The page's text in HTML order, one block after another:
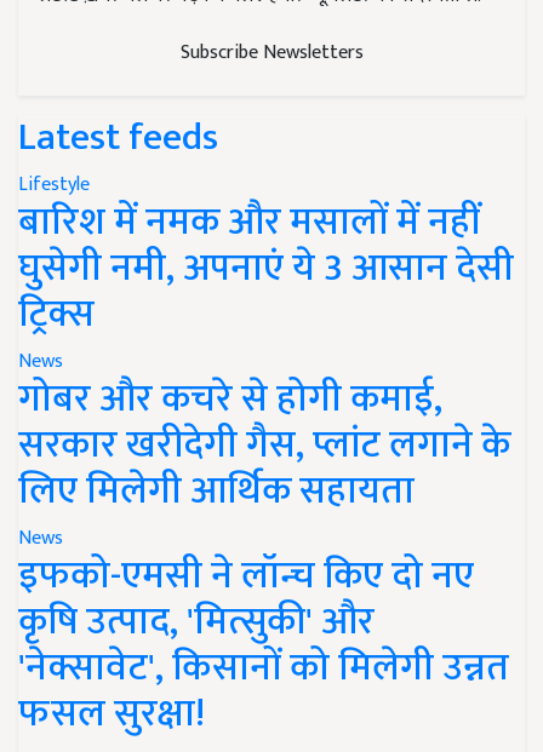
Subscribe Newsletters
Latest feeds
Lifestyle
बारिश में नमक और मसालों में नहीं
घुसेगी नमी, अपनाएं ये 3 आसान देसी
ट्रिक्स
News
गोबर और कचरे से होगी कमाई,
सरकार खरीदेगी गैस, प्लांट लगाने के
लिए मिलेगी आर्थिक सहायता
News
इफको-एमसी ने लॉन्च किए दो नए
कृषि उत्पाद, 'मित्सुकी' और
'नेक्सावेट', किसानों को मिलेगी उन्नत
फसल सुरक्षा!